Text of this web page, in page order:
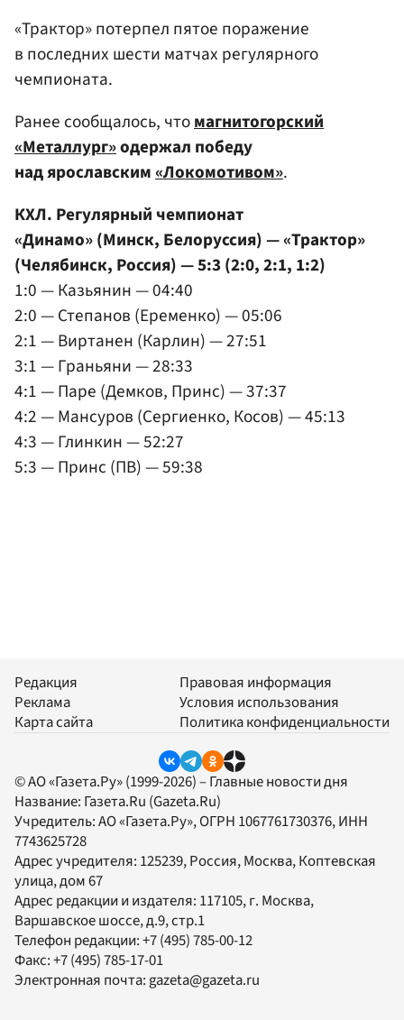
«Трактор» потерпел пятое поражение
в последних шести матчах регулярного
чемпионата.
Ранее сообщалось, чтомагнитогорский
«Металлург»одержал победу
над ярославским«Локомотивом».
КХЛ. Регулярный чемпионат
«Динамо» (Минск, Белоруссия) — «Трактор»
(Челябинск, Россия) — 5:3 (2:0, 2:1, 1:2)
1:0 — Казьянин — 04:40
2:0 — Степанов (Еременко) — 05:06
2:1 — Виртанен (Карлин) — 27:51
3:1 — Граньяни — 28:33
4:1 — Паре (Демков, Принс) — 37:37
4:2 — Мансуров (Сергиенко, Косов) — 45:13
4:3 — Глинкин — 52:27
5:3 — Принс (ПВ) — 59:38
Редакция
Реклама
Карта сайта
Правовая информация
Условия использования
Политика конфиденциальности
© АО «Газета.Ру» (1999-2026) – Главные новости дня
Название: Газета.Ru (Gazeta.Ru)
Учредитель:АО «Газета.Ру», ОГРН 1067761730376, ИНН
7743625728
Адрес учредителя: 125239, Россия, Москва, Коптевская
улица, дом 67
Адрес редакции и издателя: 117105, г. Москва,
Варшавское шоссе, д.9, стр.1
Телефон редакции:+7 (495) 785-00-12
Факс:+7 (495) 785-17-01
Электронная почта:gazeta@gazeta.ru